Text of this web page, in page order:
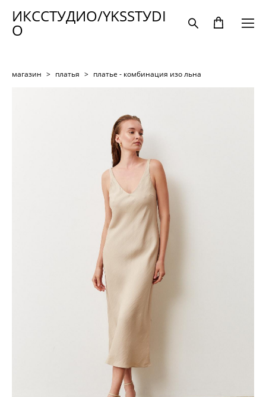
ИКССТУДИО/YKSSTУDI
O
магазин > платья > платье - комбинация изо льна